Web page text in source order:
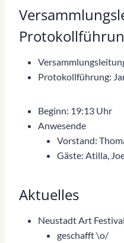
Protokollführung:
Beginn: 19:13 Uhr
Anwesende
Vorstand:
Gäste: Atilla,
Aktuelles
Neustadt Art
geschafft \o/